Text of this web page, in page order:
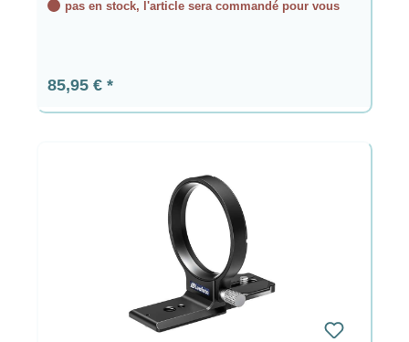
pas en stock, l'article sera commandé pour vous
Prix régulier :
85,95 €